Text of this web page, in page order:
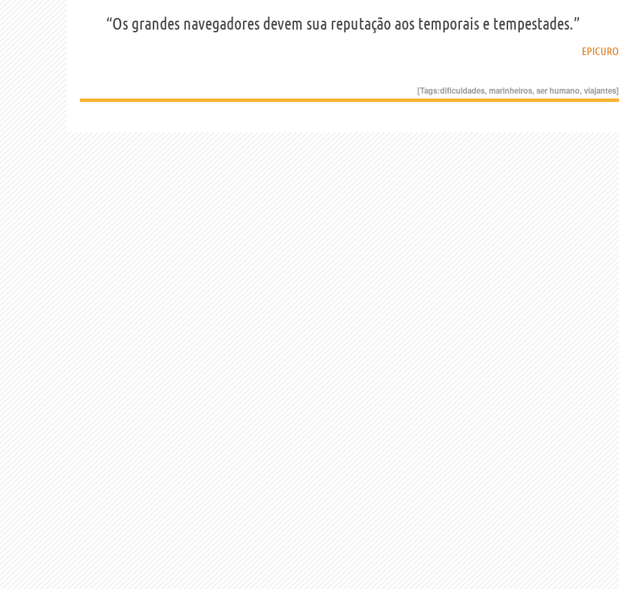
“Os grandes navegadores devem sua reputação aos temporais e tempestades.”
EPICURO
[Tags:dificuldades,marinheiros,ser humano,viajantes]